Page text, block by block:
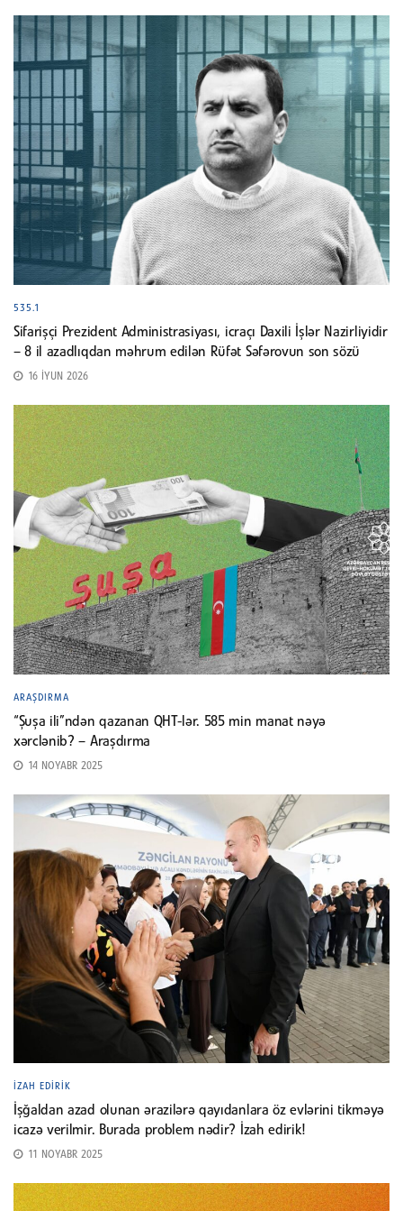
535.1
Sifarişçi Prezident Administrasiyası, icraçı Daxili İşlər Nazirliyidir
– 8 il azadlıqdan məhrum edilən Rüfət Səfərovun son sözü
16 İYUN 2026
ARAŞDIRMA
“Şuşa ili”ndən qazanan QHT-lər. 585 min manat nəyə
xərclənib? – Araşdırma
14 NOYABR 2025
İZAH EDIRIK
İşğaldan azad olunan ərazilərə qayıdanlara öz evlərini tikməyə
icazə verilmir. Burada problem nədir? İzah edirik!
11 NOYABR 2025